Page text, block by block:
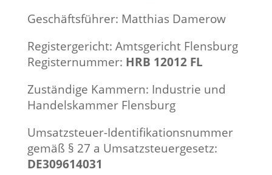
Geschäftsführer: Matthias Damerow
Registergericht: Amtsgericht Flensburg
Registernummer: HRB 12012 FL
Zuständige Kammern: Industrie und
Handelskammer Flensburg
Umsatzsteuer-Identifikationsnummer
gemäß § 27 a Umsatzsteuergesetz:
DE309614031